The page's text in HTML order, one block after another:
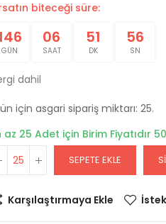
biteceği süre:
GÜN
06
SAAT
51
DK
56
SN
dahil
için asgari sipariş miktarı: 25.
az 25 Adet için Birim Fiyatıdır
SEPETE EKLE
Karşılaştırmaya Ekle